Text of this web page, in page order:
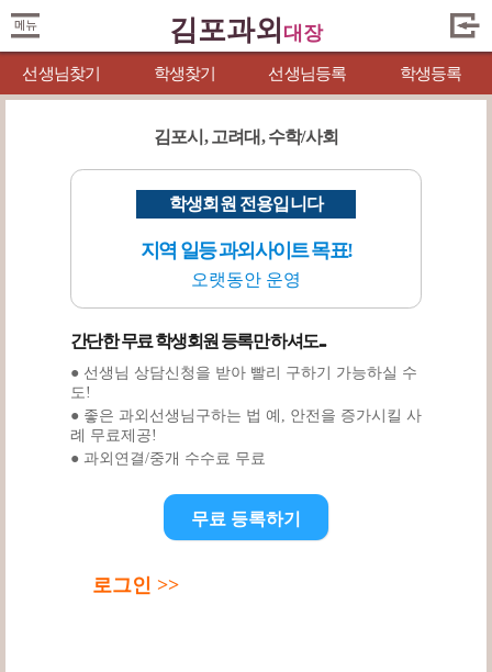
김포과외 대장
선생님찾기 학생찾기 선생님등록 학생등록
김포시, 고려대, 수학/사회
학생회원 전용입니다
지역 일등 과외사이트 목표!
오랫동안 운영
간단한 무료 학생회원 등록만 하셔도...
● 선생님 상담신청을 받아 빨리 구하기 가능하실 수
도!
● 좋은 과외선생님구하는 법 예, 안전을 증가시킬 사
례 무료제공!
● 과외연결/중개 수수료 무료
무료 등록하기
로그인 >>